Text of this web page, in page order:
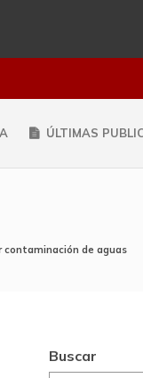
ÚLTIMAS
contaminación de aguas
Buscar